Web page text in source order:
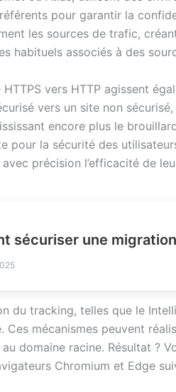
pour garantir la
les sources de trafic,
habituels associés à des
vers HTTP agissent
vers un site non
encore plus le
pour la sécurité des
précision l’efficacité de
sécuriser une
du tracking, telles que le
Ces mécanismes peuvent
domaine racine. Résultat ?
Chromium et Edge